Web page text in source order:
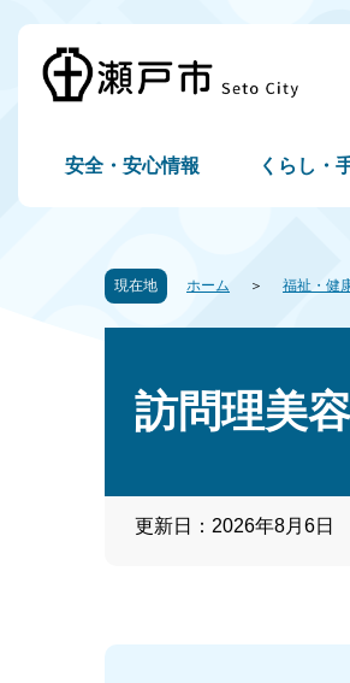
安全・安心情報 くらし・
現在地 ホーム 福祉・健
訪問理美
更新日：2026年8月6日